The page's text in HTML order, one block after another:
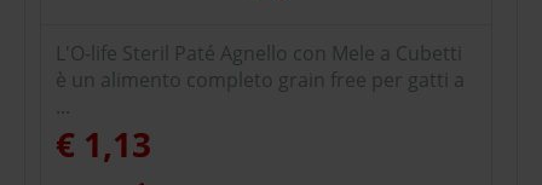
L'O-life Steril Paté Agnello con Mele a Cubetti
è un alimento completo grain free per gatti a
...
€ 1,13